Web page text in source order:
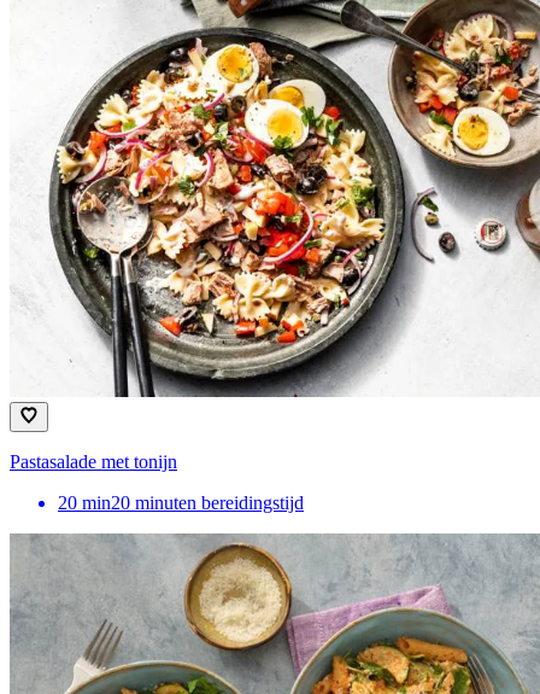
Pastasalade met tonijn
20 min20 minuten bereidingstijd